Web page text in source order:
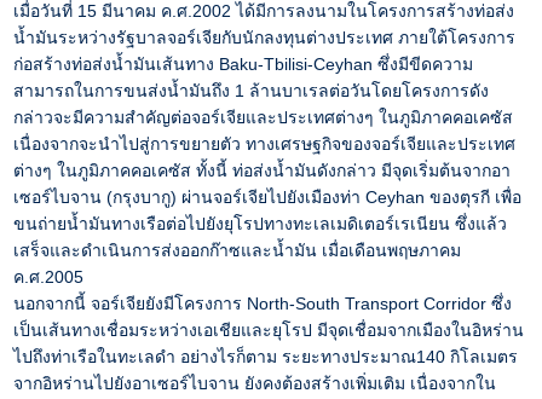
เมื่อวันที่ 15 มีนาคม ค.ศ.2002 ได้มีการลงนามในโครงการสร้างท่อส่ง
น้ำมันระหว่างรัฐบาลจอร์เจียกับนักลงทุนต่างประเทศ ภายใต้โครงการ
ก่อสร้างท่อส่งน้ำมันเส้นทาง Baku-Tbilisi-Ceyhan ซึ่งมีขีดความ
สามารถในการขนส่งน้ำมันถึง 1 ล้านบาเรลต่อวันโดยโครงการดัง
กล่าวจะมีความสำคัญต่อจอร์เจียและประเทศต่างๆ ในภูมิภาคคอเคซัส
เนื่องจากจะนำไปสู่การขยายตัว ทางเศรษฐกิจของจอร์เจียและประเทศ
ต่างๆ ในภูมิภาคคอเคซัส ทั้งนี้ ท่อส่งน้ำมันดังกล่าว มีจุดเริ่มต้นจากอา
เซอร์ไบจาน (กรุงบากู) ผ่านจอร์เจียไปยังเมืองท่า Ceyhan ของตุรกี เพื่อ
ขนถ่ายน้ำมันทางเรือต่อไปยังยุโรปทางทะเลเมดิเตอร์เรเนียน ซึ่งแล้ว
เสร็จและดำเนินการส่งออกก๊าซและน้ำมัน เมื่อเดือนพฤษภาคม
ค.ศ.2005
นอกจากนี้ จอร์เจียยังมีโครงการ North-South Transport Corridor ซึ่ง
เป็นเส้นทางเชื่อมระหว่างเอเชียและยุโรป มีจุดเชื่อมจากเมืองในอิหร่าน
ไปถึงท่าเรือในทะเลดำ อย่างไรก็ตาม ระยะทางประมาณ140 กิโลเมตร
จากอิหร่านไปยังอาเซอร์ไบจาน ยังคงต้องสร้างเพิ่มเติม เนื่องจากใน